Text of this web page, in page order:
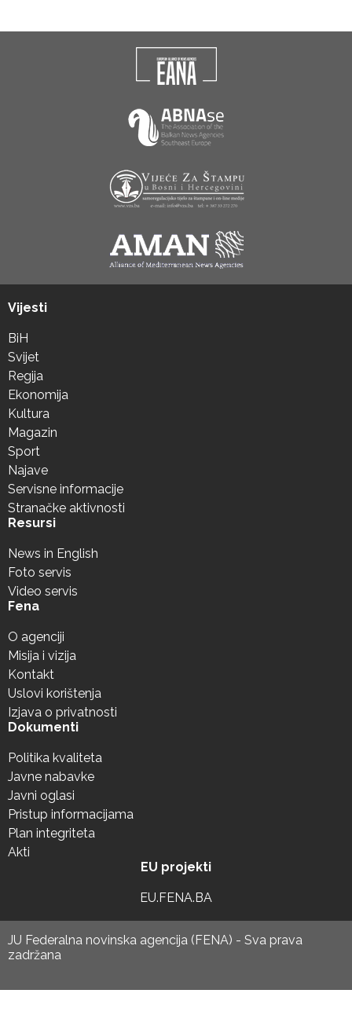
Vijesti
BiH
Svijet
Regija
Ekonomija
Kultura
Magazin
Sport
Najave
Servisne informacije
Stranačke aktivnosti
Resursi
News in English
Foto servis
Video servis
Fena
O agenciji
Misija i vizija
Kontakt
Uslovi korištenja
Izjava o privatnosti
Dokumenti
Politika kvaliteta
Javne nabavke
Javni oglasi
Pristup informacijama
Plan integriteta
Akti
EU projekti
EU.FENA.BA
JU Federalna novinska agencija (FENA) - Sva prava
zadržana